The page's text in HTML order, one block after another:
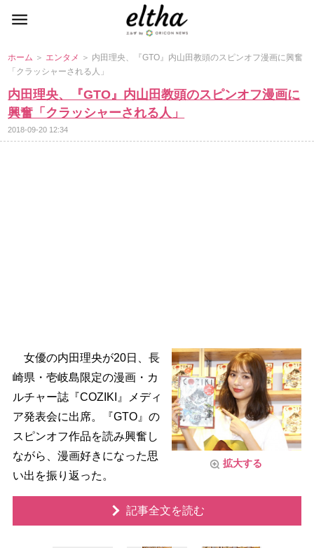
ホーム ＞ エンタメ ＞ 内田理央、『GTO』内山田教頭のスピンオフ漫画に興奮
「クラッシャーされる人」
内田理央、『GTO』内山田教頭のスピンオフ漫画に
興奮「クラッシャーされる人」
2018-09-20 12:34
拡大する
女優の内田理央が20日、長
崎県・壱岐島限定の漫画・カ
ルチャー誌『COZIKI』メディ
ア発表会に出席。『GTO』の
スピンオフ作品を読み興奮し
ながら、漫画好きになった思
い出を振り返った。
記事全文を読む